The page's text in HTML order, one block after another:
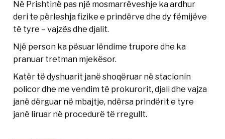
Në Prishtinë pas një mosmarrëveshje ka ardhur
deri te përleshja fizike e prindërve dhe dy fëmijëve
të tyre – vajzës dhe djalit.
Një person ka pësuar lëndime trupore dhe ka
pranuar tretman mjekësor.
Katër të dyshuarit janë shoqëruar në stacionin
policor dhe me vendim të prokurorit, djali dhe vajza
janë dërguar në mbajtje, ndërsa prindërit e tyre
janë liruar në procedurë të rregullt.